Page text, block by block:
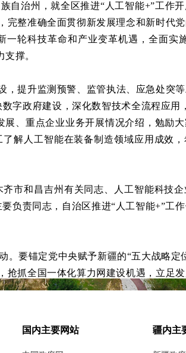
自治州，就全区推进“人工智能+”工作
整准确全面贯彻新发展理念和新时代
轮科技革命和产业变革机遇，全面实
撑。
，提升监测预警、监管执法、应急处突
字政府建设，深化数智技术全流程应用
、重点企业业务开展情况介绍，勉励
解人工智能在装备制造领域应用成效
市和昌吉州有关同志、人工智能科技
负责同志，自治区推进“人工智能+”工
。要锚定党中央赋予新疆的“五大战略定
抓全国一体化算力网建设机遇，立足
升网络传输能力，实现“绿电+算力”深
发展，优化数据要素供给，围绕农业现
用场景，为高质量发展提供新动能。要
国内主要网站 疆内主